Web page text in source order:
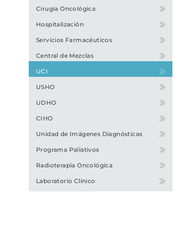
Cirugía Oncológica
Hospitalización
Servicios Farmacéuticos
Central de Mezclas
UCI
USHO
UDHO
CIHO
Unidad de Imágenes Diagnósticas
Programa Paliativos
Radioterapia Oncológica
Laboratorio Clínico